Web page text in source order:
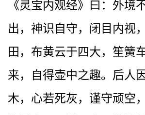
《灵宝内观经》曰：外境
出，神识自守，闭目内视
田，布黄云于四大，笙簧
来，自得壶中之趣。后人
木，心若死灰，谨守顽空